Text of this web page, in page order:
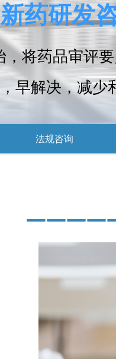
法规咨询
新药研发
，将药品审评
早解决，减